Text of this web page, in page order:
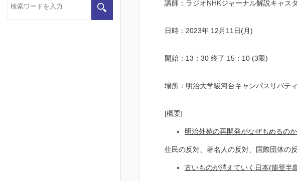
講師：ラジオNHKジャーナル解説キャス
日時： 2023年 12 月 11 日(月)
開始： 13 ： 30 終了 15 ： 10 (3限)
場所：明治大学駿河台キャンパスリバテ
[概要]
明治外苑の再開発がなぜもめるのか
住民の反対、著名人の反対、国際団体の
古いものが消えていく日本(能登半